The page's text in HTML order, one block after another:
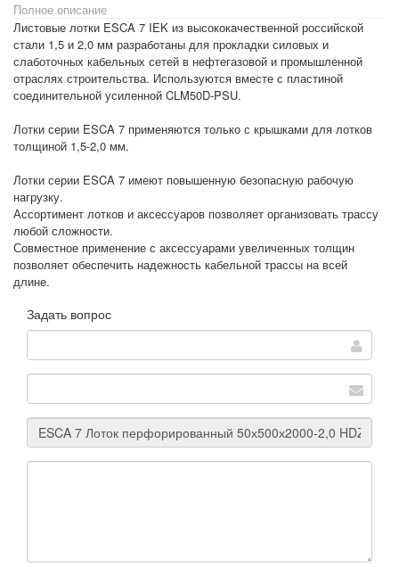
Полное описание
Листовые лотки ESCA 7 IEK из высококачественной российской
стали 1,5 и 2,0 мм разработаны для прокладки силовых и
слаботочных кабельных сетей в нефтегазовой и промышленной
отраслях строительства. Используются вместе с пластиной
соединительной усиленной CLM50D-PSU.
Лотки серии ESCA 7 применяются только с крышками для лотков
толщиной 1,5-2,0 мм.
Лотки серии ESCA 7 имеют повышенную безопасную рабочую
нагрузку.
Ассортимент лотков и аксессуаров позволяет организовать трассу
любой сложности.
Совместное применение с аксессуарами увеличенных толщин
позволяет обеспечить надежность кабельной трассы на всей
длине.
Задать вопрос